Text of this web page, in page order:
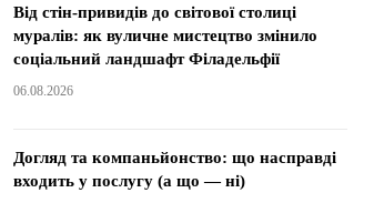
Від стін-привидів до світової столиці
муралів: як вуличне мистецтво змінило
соціальний ландшафт Філадельфії
06.08.2026
Догляд та компаньйонство: що насправді
входить у послугу (а що — ні)